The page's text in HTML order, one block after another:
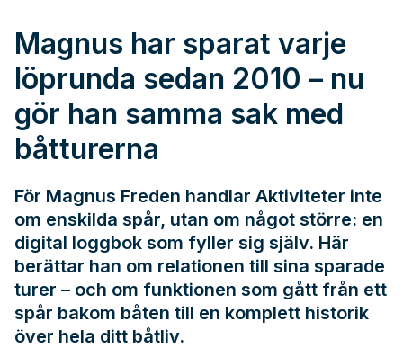
Magnus har sparat varje
löprunda sedan 2010 – nu
gör han samma sak med
båtturerna
För Magnus Freden handlar Aktiviteter inte
om enskilda spår, utan om något större: en
digital loggbok som fyller sig själv. Här
berättar han om relationen till sina sparade
turer – och om funktionen som gått från ett
spår bakom båten till en komplett historik
över hela ditt båtliv.